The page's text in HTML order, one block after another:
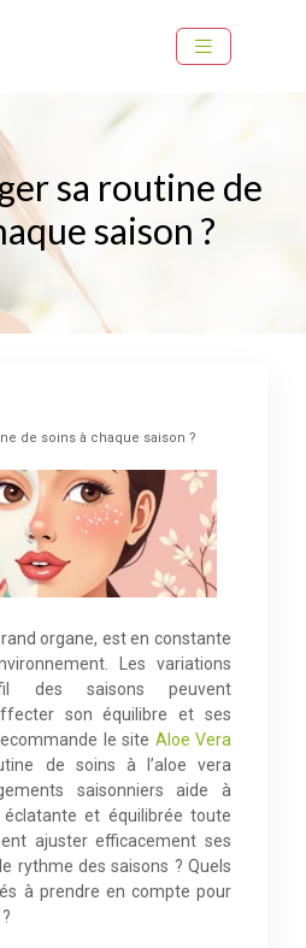
sa routine de
saison ?
de soins à chaque saison ?
organe, est en constante
Les variations
des saisons peuvent
son équilibre et ses
le site Aloe Vera
de soins à l’aloe vera
saisonniers aide à
et équilibrée toute
ajuster efficacement ses
rythme des saisons ? Quels
à prendre en compte pour